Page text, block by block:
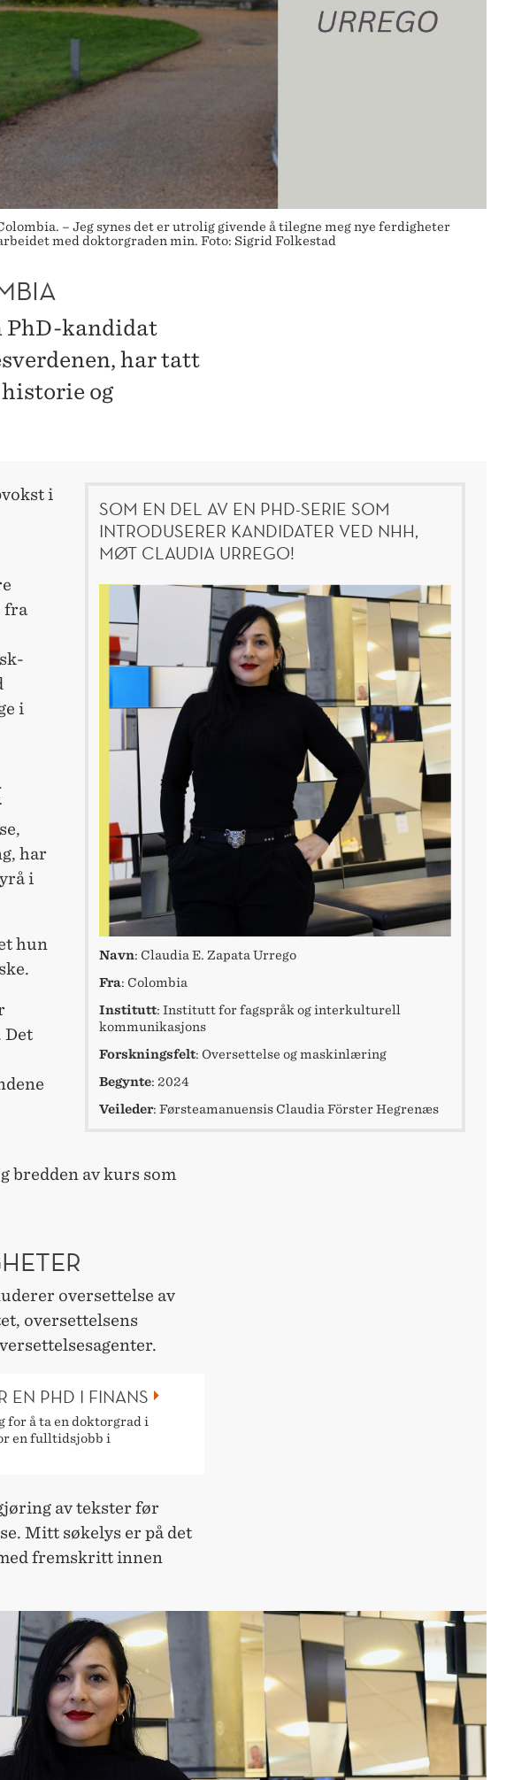
– Jeg synes det er utrolig givende å tilegne meg nye ferdigheter
med doktorgraden min. Foto: Sigrid Folkestad
PhD-kandidat
har tatt
og
SOM EN DEL AV EN PHD-SERIE SOM
INTRODUSERER KANDIDATER VED NHH,
MØT CLAUDIA URREGO!
Navn: Claudia E. Zapata Urrego
Fra: Colombia
Institutt: Institutt for fagspråk og interkulturell
kommunikasjons
Forskningsfelt: Oversettelse og maskinlæring
Begynte: 2024
Veileder: Førsteamanuensis Claudia Förster Hegrenæs
i
fra
i
har
i
hun
Det
bredden av kurs som
oversettelse av
oversettelsens
EN PHD I FINANS
for å ta en doktorgrad i
en fulltidsjobb i
av tekster før
Mitt søkelys er på det
fremskritt innen